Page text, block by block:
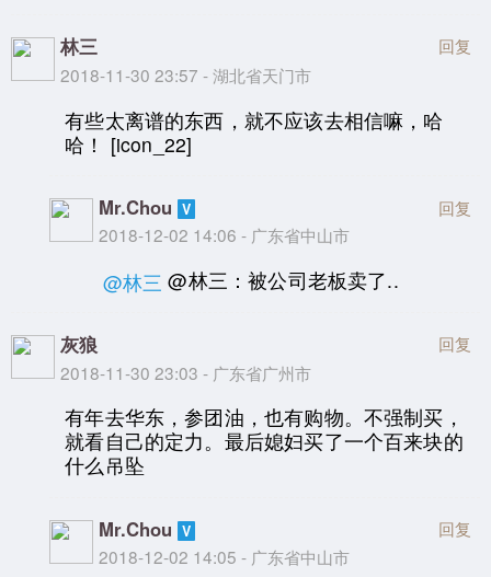
林三
2018-11-30 23:57 - 湖北省天门市
回复
有些太离谱的东西，就不应该去相信嘛，哈
哈！ [icon_22]
Mr.Chou
2018-12-02 14:06 - 广东省中山市
回复
@林三 @林三：被公司老板卖了..
灰狼
2018-11-30 23:03 - 广东省广州市
回复
有年去华东，参团油，也有购物。不强制买，
就看自己的定力。最后媳妇买了一个百来块的
什么吊坠
Mr.Chou
2018-12-02 14:05 - 广东省中山市
回复